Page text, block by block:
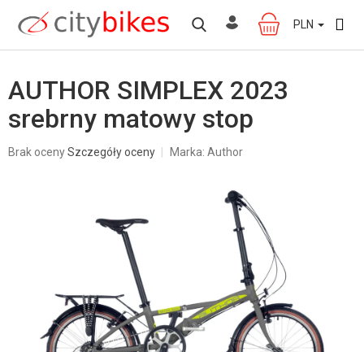
treści
KOSZYK
PLN
AUTHOR SIMPLEX 2023
srebrny matowy stop
Średnia
Brak ocenySzczegóły oceny Marka: Author